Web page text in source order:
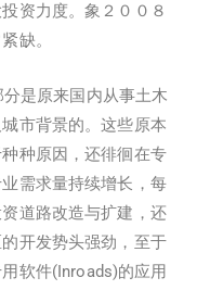
资力度。象２００８
缺。
是原来国内从事土木
市背景的。这些原本
种原因，还徘徊在专
需求量持续增长，每
道路改造与扩建，还
开发势头强劲，至于
软件(Inroads)的应用